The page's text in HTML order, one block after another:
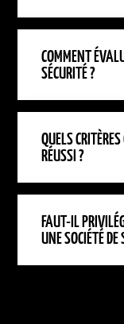
COMMENT
SÉCURITÉ ?
QUELS
RÉUSSI ?
FAUT-IL
UNE SOCIÉTÉ DE